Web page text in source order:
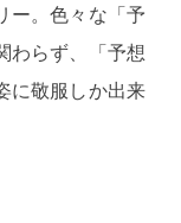
ー。色々な「予
わらず、「予想
に敬服しか出来